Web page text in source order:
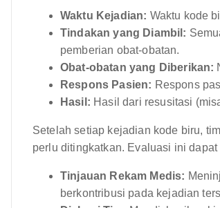
Waktu Kejadian: Waktu kode
Tindakan yang Diambil:
pemberian obat-obatan.
Obat-obatan yang Diberikan:
Respons Pasien: Respons
Hasil: Hasil dari resusitasi
Setelah setiap kejadian kode biru,
perlu ditingkatkan. Evaluasi ini dapat
Tinjauan Rekam Medis:
berkontribusi pada kejadian